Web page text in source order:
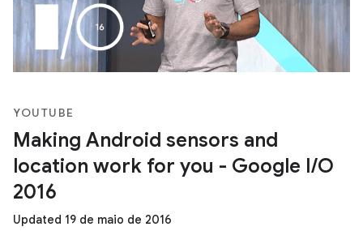
YOUTUBE
Making Android sensors and
location work for you - Google I/O
2016
Updated 19 de maio de 2016